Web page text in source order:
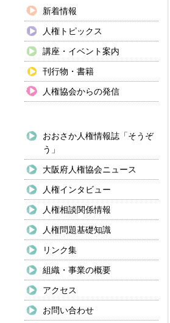
新着情報
人権トピックス
講座・イベント案内
刊行物・書籍
人権協会からの発信
おおさか人権情報誌「そうぞ
う」
大阪府人権協会ニュース
人権インタビュー
人権相談関係情報
人権問題基礎知識
リンク集
組織・事業の概要
アクセス
お問い合わせ